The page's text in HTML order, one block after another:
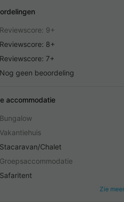
Reviewscore: 9+
Reviewscore: 8+
Reviewscore: 7+
Nog geen beoordeling
accommodatie
Bungalow
Vakantiehuis
Stacaravan/Chalet
Groepsaccommodatie
Safaritent
Zie meer